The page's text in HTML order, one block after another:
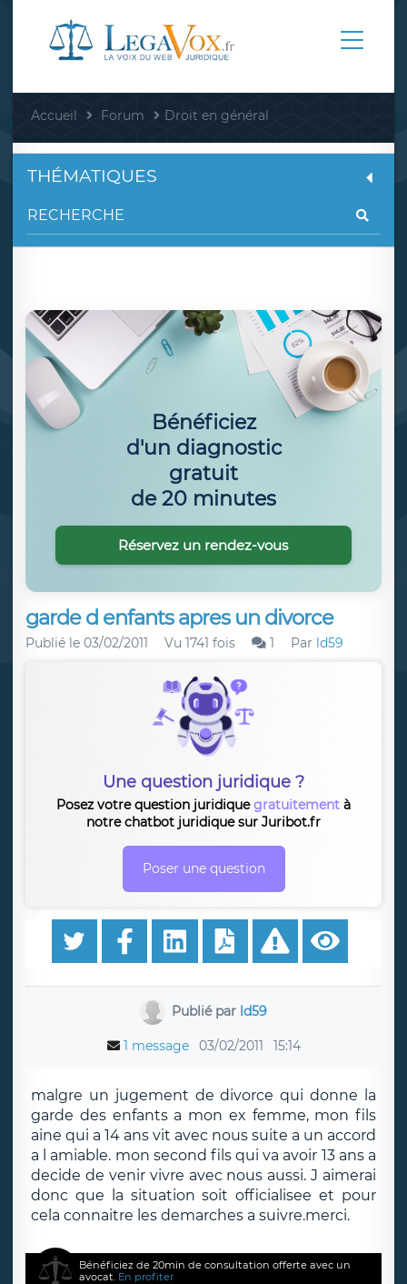
Accueil Forum Droit en général
garde d enfants apres un divorce
Publié le 03/02/2011 Vu 1741 fois 1 Par ld59
Une question juridique ?
Posez votre question juridiquegratuitement à
notre chatbot juridique sur Juribot.fr
Poser une question
Publié par ld59
1 message 03/02/2011 15:14
malgre un jugement de divorce qui donne la
garde des enfants a mon ex femme, mon fils
aine qui a 14 ans vit avec nous suite a un accord
a l amiable. mon second fils qui va avoir 13 ans a
decide de venir vivre avec nous aussi. J aimerai
donc que la situation soit officialisee et pour
cela connaitre les demarches a suivre.merci.
Bénéficiez de 20min de consultation offerte avec un
avocat. En profiter
THÉMATIQUES
Bénéficiez
d'un diagnostic
gratuit
de 20 minutes
Réservez un rendez-vous